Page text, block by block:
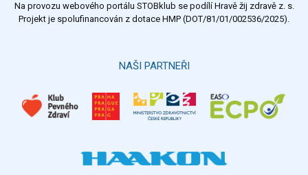
Výsledky Všechny ankety
Na provozu webového portálu STOBklub se podílí Hravě žij zdravě z. s.
Projekt je spolufinancován z dotace HMP (DOT/81/01/002536/2025).
NAŠI PARTNEŘI